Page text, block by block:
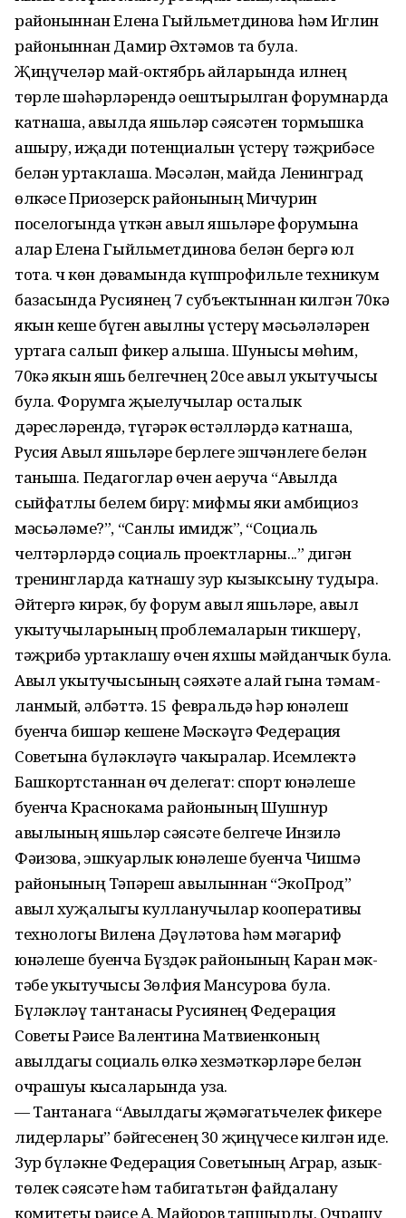
районыннан Елена Гыйльметдинова һәм Иглин
районыннан Дамир Әхтәмов та була.
Җиңүчеләр май-октябрь айларында илнең
төрле шәһәрләрендә оештырылган форумнарда
катнаша, авылда яшьләр сәясәтен тормышка
ашыру, иҗади потенциалын үстерү тәҗрибәсе
белән уртаклаша. Мәсәлән, майда Ленинград
өлкәсе Приозерск районының Мичурин
поселогында үткән авыл яшьләре форумына
алар Елена Гыйльметдинова белән бергә юл
тота. Өч көн дәвамында күппрофильле техникум
базасында Русиянең 7 субъектыннан килгән 70кә
якын кеше бүген авылны үстерү мәсьәләләрен
уртага салып фикер алыша. Шунысы мөһим,
70кә якын яшь белгеч­нең 20се авыл укытучысы
була. Форумга җыелучылар осталык
дәресләрендә, түгәрәк өстәлләрдә катнаша,
Русия Авыл яшьләре берлеге эшчәнлеге белән
таныша. Педагоглар өчен аеруча “Авылда
сыйфатлы белем бирү: мифмы яки амбициоз
мәсьәләме?”, “Санлы имидж”, “Социаль
челтәрләрдә социаль проект­­ларны...” дигән
тренингларда катнашу зур кызыксыну тудыра.
Әй­тергә кирәк, бу форум авыл яшьләре, авыл
укытучы­ларының проблемаларын тикшерү,
тәҗрибә уртаклашу өчен яхшы мәйданчык була.
Авыл укытучысының сәяхәте алай гына тәмам­
ланмый, әлбәттә. 15 фев­ральдә һәр юнәлеш
буенча бишәр кешене Мәскәүгә Федерация
Советына бүләкләүгә чакыралар. Исем­лектә
Башкортстаннан өч делегат: спорт юнәлеше
буенча Краснокама районының Шушнур
авылының яшьләр сәясәте белгече Инзилә
Фәизова, эшкуарлык юнәлеше буенча Чиш­мә
районының Тәпәреш авылыннан “ЭкоПрод”
авыл хуҗалыгы кулланучылар кооперативы
технологы Вилена Дәүләтова һәм мәга­риф
юнәлеше буенча Бүздәк районының Каран мәк­
тәбе укытучысы Зөлфия Мансурова була.
Бүләкләү тантанасы Русиянең Федерация
Советы Рәисе Валентина Мат­виенконың
авылдагы социаль өлкә хезмәткәрләре белән
очрашуы кысаларында уза.
— Тантанага “Авылдагы җәмәгать­челек фикере
лидерлары” бәйгесенең 30 җиңүчесе килгән иде.
Зур бүләкне Федерация Советының Аграр, азык-
төлек сәясәте һәм табигатьтән файдалану
комитеты рәисе А. Майоров тапшырды. Очрашу